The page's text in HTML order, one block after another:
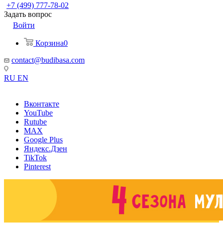
+7 (499) 777-78-02
Задать вопрос
Войти
Корзина0
contact@budibasa.com
RU EN
Вконтакте
YouTube
Rutube
MAX
Google Plus
Яндекс.Дзен
TikTok
Pinterest